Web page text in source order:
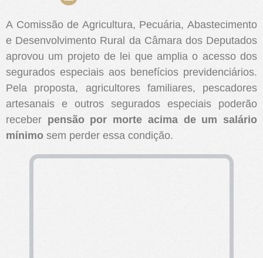
A Comissão de Agricultura, Pecuária, Abastecimento
e Desenvolvimento Rural da Câmara dos Deputados
aprovou um projeto de lei que amplia o acesso dos
segurados especiais aos benefícios previdenciários.
Pela proposta, agricultores familiares, pescadores
artesanais e outros segurados especiais poderão
receber pensão por morte acima de um salário
mínimo sem perder essa condição.